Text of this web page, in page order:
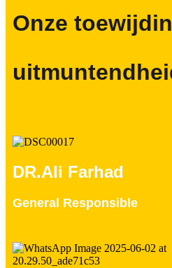
Onze
DR.Ali Farhad
General Responsible